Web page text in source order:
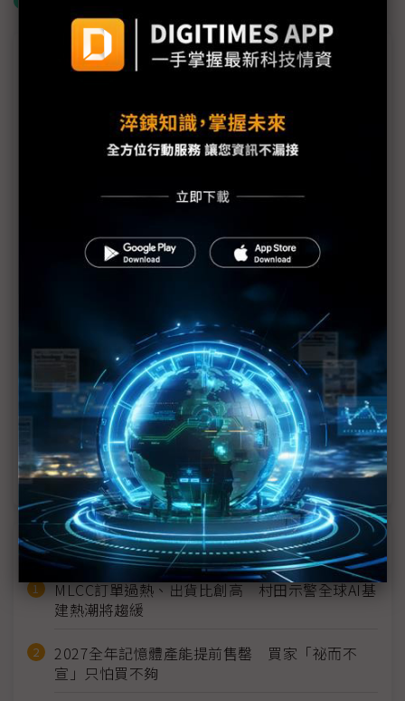
議題精選－俄烏戰爭的「無人啟示」
網通廠合勤搶攻軍用無人機市場
Musk再點名無人機 美國「慢飛產業」航向何方？
無人機產業紅利仍待發酵 雷虎「跟著政策走」一支
漢翔總經理馬萬鈞專訪／邁向軍工鏈與無人機製造大
國，台灣國防自主準備好了嗎？
地緣衝突一波波起 切入軍工產業不再是銅牆鐵壁
台無人機供應鏈盼出頭 惟晶片、量產能力待解
近７天熱門報導
MLCC訂單過熱、出貨比創高 村田示警全球AI基
建熱潮將趨緩
2027全年記憶體產能提前售罄 買家「祕而不
宣」只怕買不夠